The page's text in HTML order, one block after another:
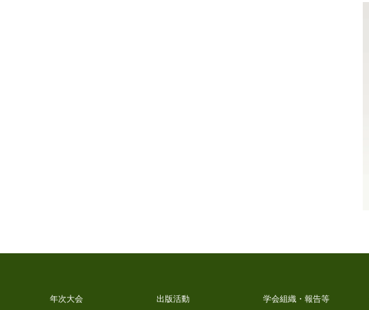
年次大会 出版活動 学会組織・報告等